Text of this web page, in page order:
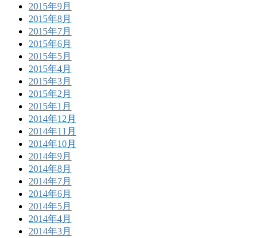
2015年9月
2015年8月
2015年7月
2015年6月
2015年5月
2015年4月
2015年3月
2015年2月
2015年1月
2014年12月
2014年11月
2014年10月
2014年9月
2014年8月
2014年7月
2014年6月
2014年5月
2014年4月
2014年3月